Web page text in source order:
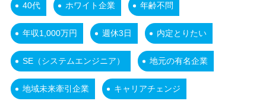
40代 ホワイト企業 年齢不問
年収1,000万円 週休3日 内定とりたい
SE（システムエンジニア） 地元の有名企業
地域未来牽引企業 キャリアチェンジ